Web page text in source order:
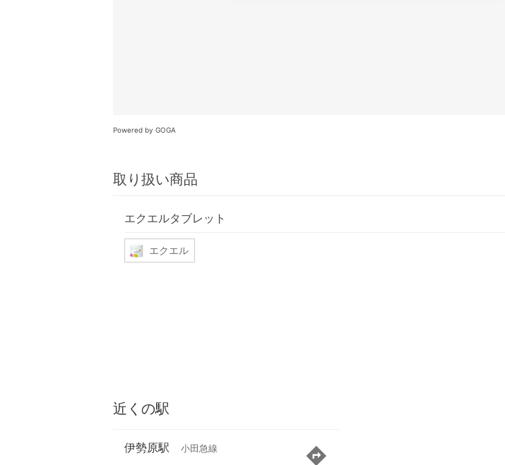
Powered by GOGA
取り扱い商品
エクエルタブレット
エクエル
近くの駅
伊勢原駅 小田急線